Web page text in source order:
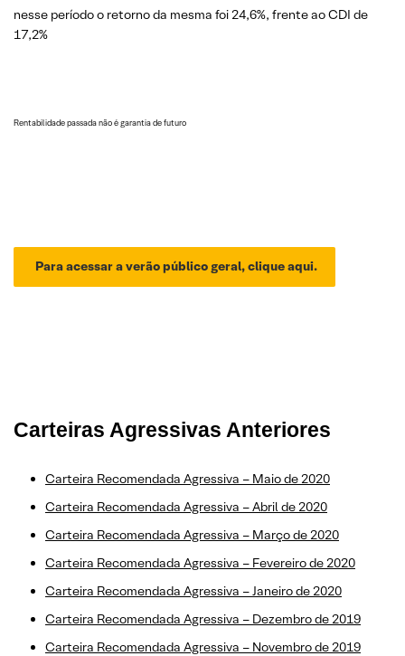
nesse período o retorno da mesma foi 24,6%, frente ao CDI de
17,2%
Rentabilidade passada não é garantia de futuro
Para acessar a verão público geral, clique aqui.
Carteiras Agressivas Anteriores
Carteira Recomendada Agressiva – Maio de 2020
Carteira Recomendada Agressiva – Abril de 2020
Carteira Recomendada Agressiva – Março de 2020
Carteira Recomendada Agressiva – Fevereiro de 2020
Carteira Recomendada Agressiva – Janeiro de 2020
Carteira Recomendada Agressiva – Dezembro de 2019
Carteira Recomendada Agressiva – Novembro de 2019